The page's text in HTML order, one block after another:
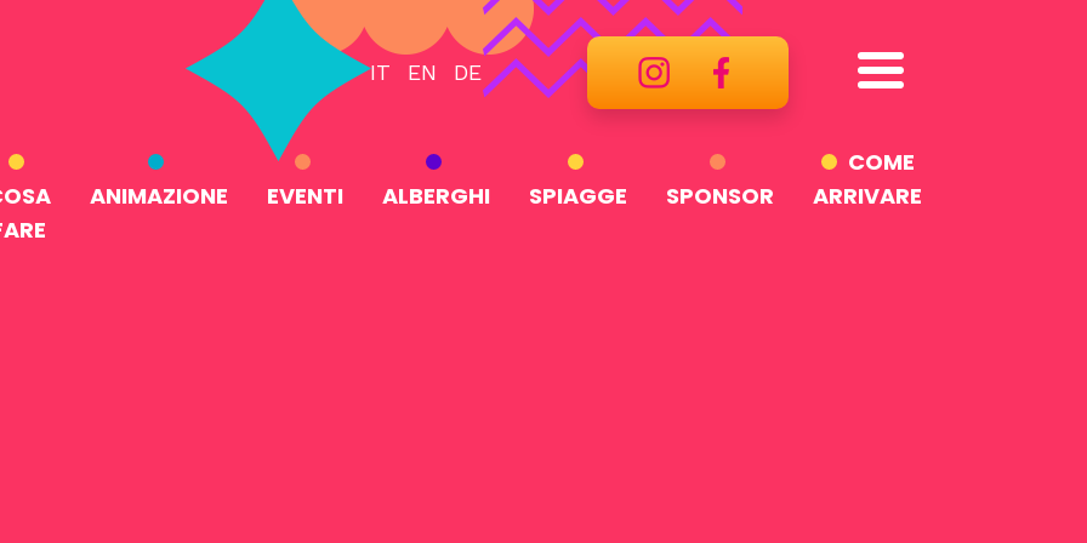
IT EN DE
ANIMAZIONE EVENTI ALBERGHI SPIAGGE SPONSOR
COME
ARRIVARE